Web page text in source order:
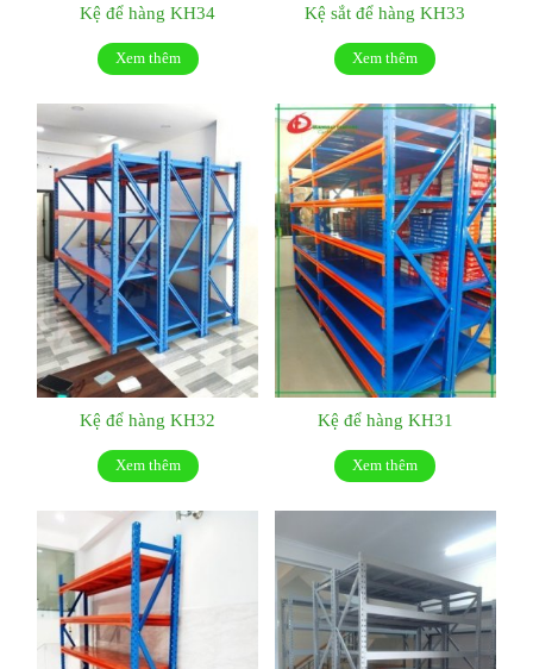
Kệ để hàng KH34
Xem thêm
Kệ sắt để hàng KH33
Xem thêm
Kệ để hàng KH32
Xem thêm
Kệ để hàng KH31
Xem thêm